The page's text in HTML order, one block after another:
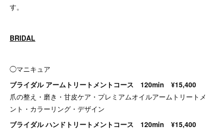
す。
BRIDAL
◯マニキュア
ブライダル アームトリートメントコース 120min ¥15,400
爪の整え・磨き・甘皮ケア・プレミアムオイルアームトリートメ
ント・カラーリング・デザイン
ブライダル ハンドトリートメントコース 120min ¥15,400